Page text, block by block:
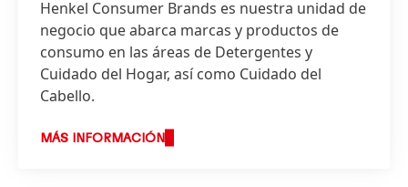
Henkel Consumer Brands es nuestra unidad de
negocio que abarca marcas y productos de
consumo en las áreas de Detergentes y
Cuidado del Hogar, así como Cuidado del
Cabello.
MÁS INFORMACIÓN